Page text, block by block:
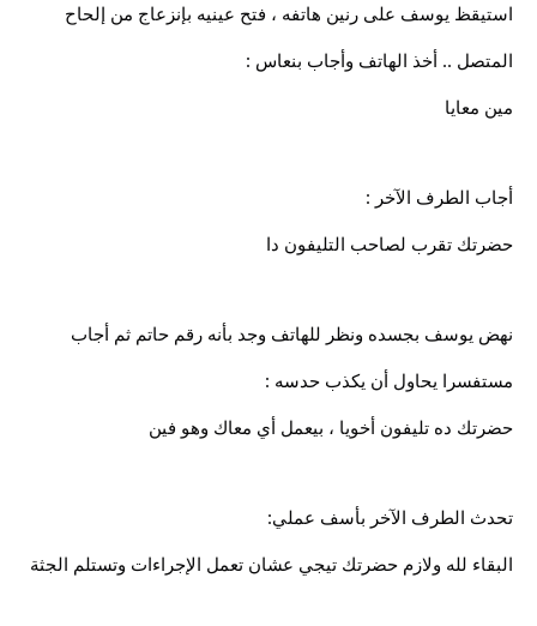
استيقظ يوسف على رنين هاتفه ، فتح عينيه بإنزعاج من إلحاح
المتصل .. أخذ الهاتف وأجاب بنعاس :
مين معايا
أجاب الطرف الآخر :
حضرتك تقرب لصاحب التليفون دا
نهض يوسف بجسده ونظر للهاتف وجد بأنه رقم حاتم ثم أجاب
مستفسرا يحاول أن يكذب حدسه :
حضرتك ده تليفون أخويا ، بيعمل أي معاك وهو فين
تحدث الطرف الآخر بأسف عملي:
البقاء لله ولازم حضرتك تيجي عشان تعمل الإجراءات وتستلم الجثة